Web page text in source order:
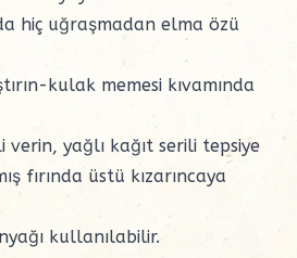
hiç uğraşmadan elma özü
kulak memesi kıvamında
verin, yağlı kağıt serili tepsiye
fırında üstü kızarıncaya
kullanılabilir.